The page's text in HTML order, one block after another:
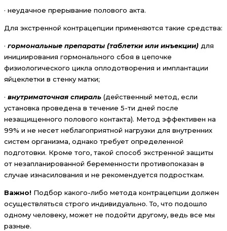
· неудачное прерывание полового акта.
Для экстренной контрацепции применяются такие средства:
· гормональные препараты (таблетки или инъекции) для
инициирования гормонального сбоя в цепочке
физиологического цикла оплодотворения и имплантации
яйцеклетки в стенку матки;
· внутриматочная спираль (действенный метод, если
установка проведена в течение 5-ти дней после
незащищенного полового контакта). Метод эффективен на
99% и не несет неблагоприятной нагрузки для внутренних
систем организма, однако требует определенной
подготовки. Кроме того, такой способ экстренной защиты
от незапланированной беременности противопоказан в
случае изнасилования и не рекомендуется подросткам.
Важно! Подбор какого-либо метода контрацепции должен
осуществляться строго индивидуально. То, что подошло
одному человеку, может не подойти другому, ведь все мы
разные.